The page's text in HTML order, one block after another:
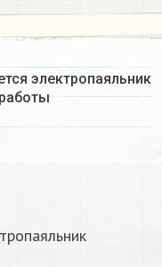
электропаяльник